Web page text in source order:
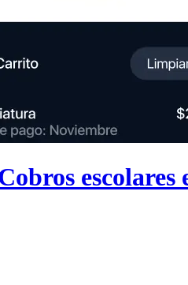
escolares